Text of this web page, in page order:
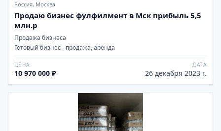
Россия, Москва
Продаю бизнес фулфилмент в Мск прибыль 5,5
млн.р
Продажа бизнеса
Готовый бизнес - продажа, аренда
ЦЕНА
10 970 000 ₽
ДАТА
26 декабря 2023 г.